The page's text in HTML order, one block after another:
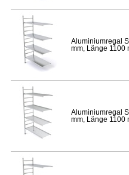
Aluminiumregal
mm, Länge 1100
Aluminiumregal
mm, Länge 1100